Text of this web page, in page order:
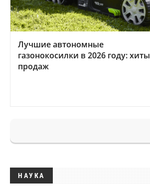
Лучшие автономные
газонокосилки в 2026 году: хиты
продаж
НАУКА